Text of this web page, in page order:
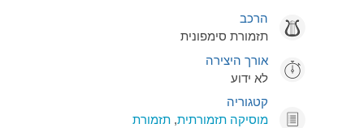
הרכב
תזמורת סימפונית
אורך היצירה
לא ידוע
קטגוריה
מוסיקה תזמורתית,תזמורת